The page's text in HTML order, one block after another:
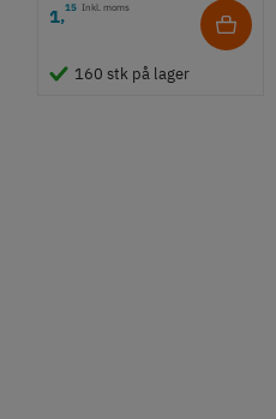
1,15 Inkl. moms
160 stk på lager